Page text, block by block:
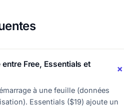
Free, Essentials et
à une feuille (données
Essentials ($19) ajoute un